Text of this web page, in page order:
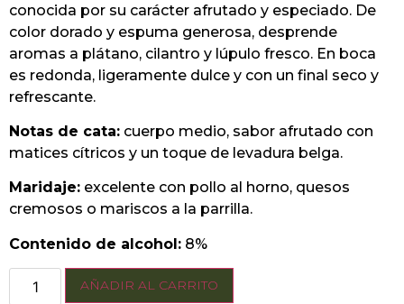
conocida por su carácter afrutado y especiado. De
color dorado y espuma generosa, desprende
aromas a plátano, cilantro y lúpulo fresco. En boca
es redonda, ligeramente dulce y con un final seco y
refrescante.
Notas de cata: cuerpo medio, sabor afrutado con
matices cítricos y un toque de levadura belga.
Maridaje: excelente con pollo al horno, quesos
cremosos o mariscos a la parrilla.
Contenido de alcohol: 8%
AÑADIR AL CARRITO